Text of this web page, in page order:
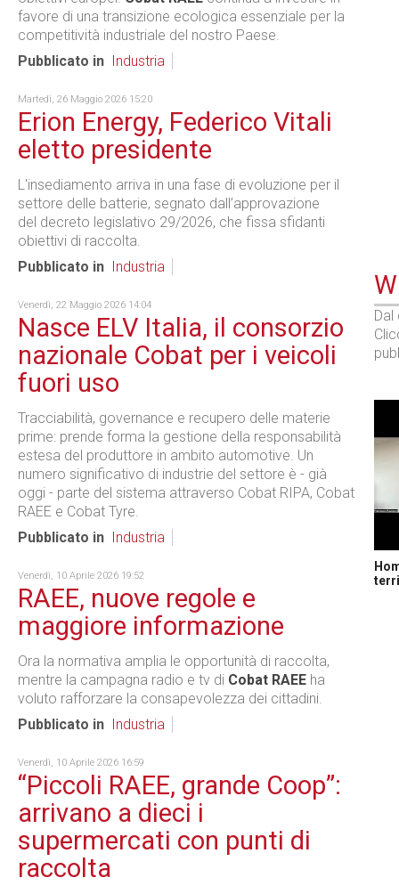
favore di una transizione ecologica essenziale per la
competitività industriale del nostro Paese.
Pubblicato in
Industria
Martedì, 26 Maggio 2026 15:20
Erion Energy, Federico Vitali
eletto presidente
L'insediamento arriva in una fase di evoluzione per il
settore delle batterie, segnato dall’approvazione
del decreto legislativo 29/2026, che fissa sfidanti
obiettivi di raccolta.
Pubblicato in
Industria
Venerdì, 22 Maggio 2026 14:04
Nasce ELV Italia, il consorzio
nazionale Cobat per i veicoli
fuori uso
Tracciabilità, governance e recupero delle materie
prime: prende forma la gestione della responsabilità
estesa del produttore in ambito automotive. Un
numero significativo di industrie del settore è - già
oggi - parte del sistema attraverso Cobat RIPA, Cobat
RAEE e Cobat Tyre.
Pubblicato in
Industria
Venerdì, 10 Aprile 2026 19:52
RAEE, nuove regole e
maggiore informazione
Ora la normativa amplia le opportunità di raccolta,
mentre la campagna radio e tv di Cobat RAEE ha
voluto rafforzare la consapevolezza dei cittadini.
Pubblicato in
Industria
Venerdì, 10 Aprile 2026 16:59
“Piccoli RAEE, grande Coop”:
arrivano a dieci i
supermercati con punti di
raccolta